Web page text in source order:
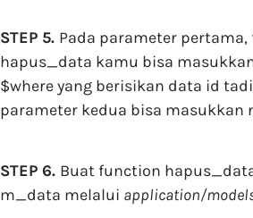
STEP 5. Pada parameter
hapus_data kamu bisa
$where yang berisikan data id
parameter kedua bisa masukkan
STEP 6. Buat function
m_data melalui application/